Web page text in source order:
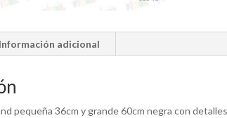
Información adicional
pequeña 36cm y grande 60cm negra con